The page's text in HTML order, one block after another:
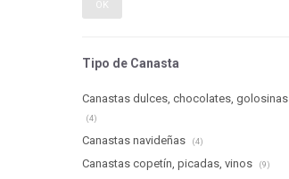
OK
Tipo de Canasta
Canastas dulces, chocolates, golosinas
(4)
Canastas navideñas (4)
Canastas copetín, picadas, vinos (9)